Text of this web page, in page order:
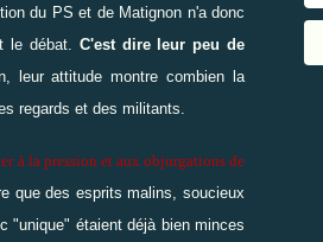
du PS et de Matignon n'a donc
le débat. C'est dire leur peu de
leur attitude montre combien la
regards et des militants.
à la pression et aux objurgations de
que des esprits malins, soucieux
"unique" étaient déjà bien minces